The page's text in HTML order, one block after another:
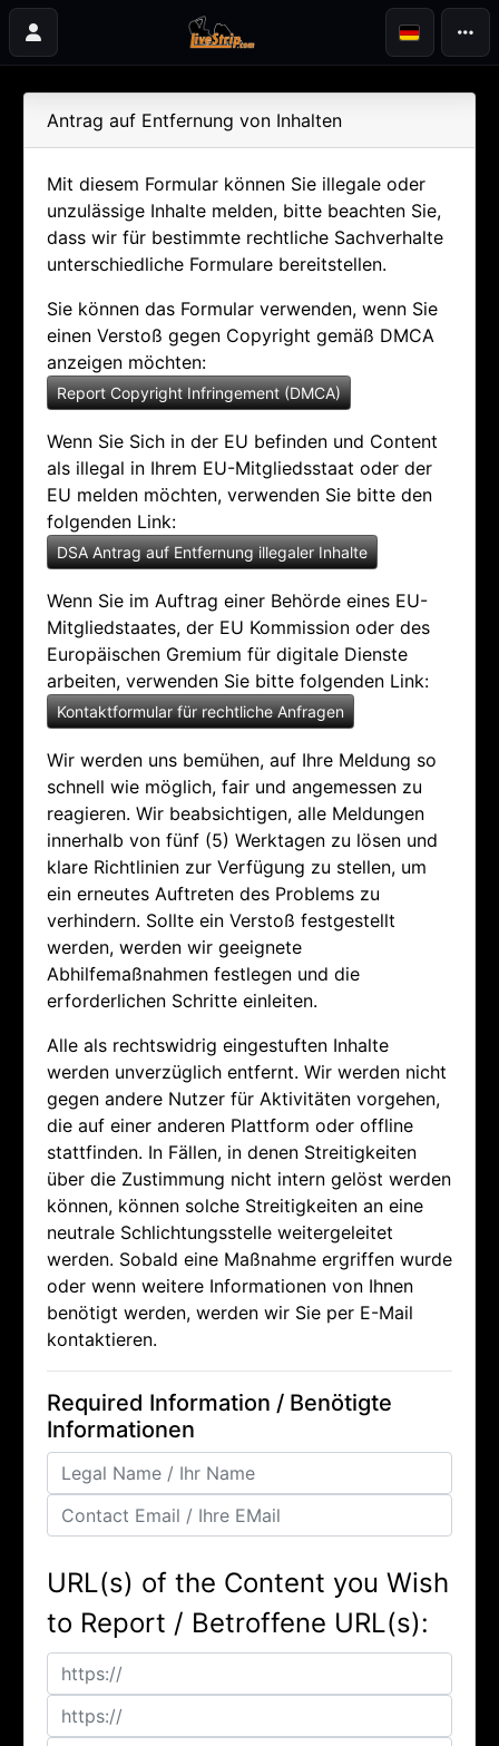
Antrag auf Entfernung von Inhalten
Mit diesem Formular können Sie illegale oder
unzulässige Inhalte melden, bitte beachten Sie,
dass wir für bestimmte rechtliche Sachverhalte
unterschiedliche Formulare bereitstellen.
Sie können das Formular verwenden, wenn Sie
einen Verstoß gegen Copyright gemäß DMCA
anzeigen möchten:
Report Copyright Infringement (DMCA)
Wenn Sie Sich in der EU befinden und Content
als illegal in Ihrem EU-Mitgliedsstaat oder der
EU melden möchten, verwenden Sie bitte den
folgenden Link:
DSA Antrag auf Entfernung illegaler Inhalte
Wenn Sie im Auftrag einer Behörde eines EU-
Mitgliedstaates, der EU Kommission oder des
Europäischen Gremium für digitale Dienste
arbeiten, verwenden Sie bitte folgenden Link:
Kontaktformular für rechtliche Anfragen
Wir werden uns bemühen, auf Ihre Meldung so
schnell wie möglich, fair und angemessen zu
reagieren. Wir beabsichtigen, alle Meldungen
innerhalb von fünf (5) Werktagen zu lösen und
klare Richtlinien zur Verfügung zu stellen, um
ein erneutes Auftreten des Problems zu
verhindern. Sollte ein Verstoß festgestellt
werden, werden wir geeignete
Abhilfemaßnahmen festlegen und die
erforderlichen Schritte einleiten.
Alle als rechtswidrig eingestuften Inhalte
werden unverzüglich entfernt. Wir werden nicht
gegen andere Nutzer für Aktivitäten vorgehen,
die auf einer anderen Plattform oder offline
stattfinden. In Fällen, in denen Streitigkeiten
über die Zustimmung nicht intern gelöst werden
können, können solche Streitigkeiten an eine
neutrale Schlichtungsstelle weitergeleitet
werden. Sobald eine Maßnahme ergriffen wurde
oder wenn weitere Informationen von Ihnen
benötigt werden, werden wir Sie per E-Mail
kontaktieren.
Required Information / Benötigte
Informationen
URL(s) of the Content you Wish
to Report / Betroffene URL(s):